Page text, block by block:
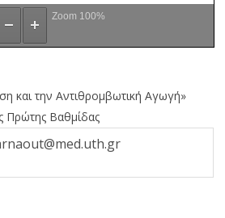
Zoom 100%
και την Αντιθρομβωτική Αγωγή»
Πρώτης Βαθμίδας